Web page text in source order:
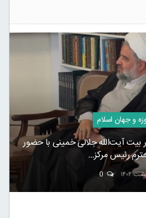
و جهان اسلام
بیت آیت‌الله جلالی خمینی با حضور
رئیس مرکز…